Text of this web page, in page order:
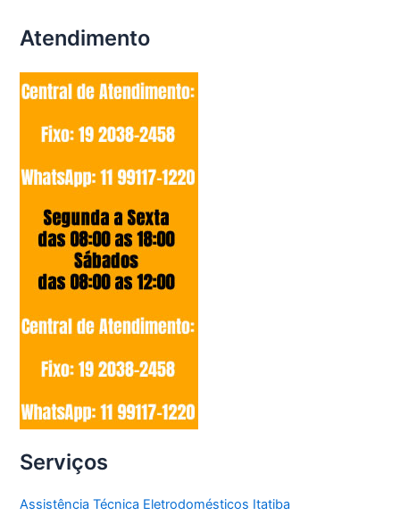
Atendimento
Serviços
Assistência Técnica Eletrodomésticos Itatiba